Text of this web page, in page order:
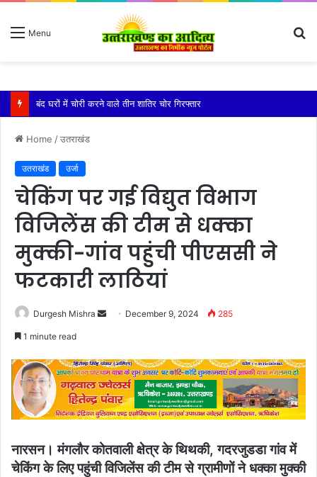
Menu
बारिश ने बढ़ाई दहशत, दरकने लगी जमीन, 10 परिवारों ने छोड़े घर
Home /उतराखंड
उतराखंड उर्जा
चेकिंग पर गई विद्युत विभाग
विजिलेंस की टीम से धक्का
मुक्की-गांव पहुंची पीएससी ने
फटकारी लाठियां
Durgesh Mishra
Send December 9, 2024 285
1 minute read
नारसन। मंगलौर कोतवाली क्षेत्र के थिथकी, गदरजुडडा गांव में
चेकिंग के लिए पहुंची विजिलेंस की टीम से ग्रामीणों ने धक्का मुक्की